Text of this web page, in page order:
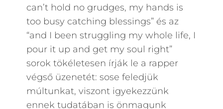
can’t hold no grudges, my hands is
too busy catching blessings” és az
“and I been struggling my whole life, I
pour it up and get my soul right”
sorok tökéletesen írják le a rapper
végső üzenetét: sose feledjük
múltunkat, viszont igyekezzünk
ennek tudatában is önmagunk